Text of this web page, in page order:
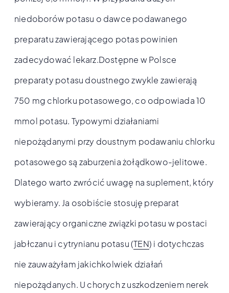
niedoborów potasu o dawce podawanego
preparatu zawierającego potas powinien
zadecydować lekarz.Dostępne w Polsce
preparaty potasu doustnego zwykle zawierają
750 mg chlorku potasowego, co odpowiada 10
mmol potasu. Typowymi działaniami
niepożądanymi przy doustnym podawaniu chlorku
potasowego są zaburzenia żołądkowo-jelitowe.
Dlatego warto zwrócić uwagę na suplement, który
wybieramy. Ja osobiście stosuję preparat
zawierający organiczne związki potasu w postaci
jabłczanu i cytrynianu potasu (TEN) i dotychczas
nie zauważyłam jakichkolwiek działań
niepożądanych. U chorych z uszkodzeniem nerek